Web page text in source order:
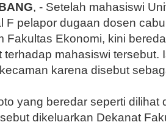
, - Setelah mahasiswi
F pelapor dugaan dosen
Fakultas Ekonomi, kini
terhadap mahasiswi tersebut.
karena disebut
yang beredar seperti dilihat
dikeluarkan Dekanat